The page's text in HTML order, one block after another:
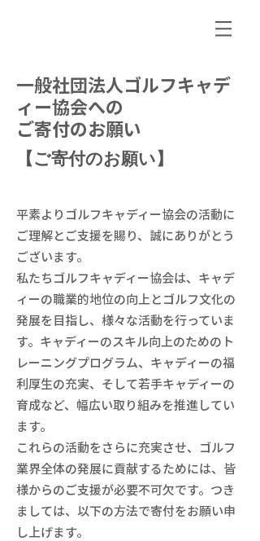
一般社団法人ゴルフキャデ
ィー協会への
ご寄付のお願い
【ご寄付のお願い】
平素よりゴルフキャディー協会の活動に
ご理解とご支援を賜り、誠にありがとう
ございます。
私たちゴルフキャディー協会は、キャデ
ィーの職業的地位の向上とゴルフ文化の
発展を目指し、様々な活動を行っていま
す。キャディーのスキル向上のためのト
レーニングプログラム、キャディーの福
利厚生の充実、そして若手キャディーの
育成など、幅広い取り組みを推進してい
ます。
これらの活動をさらに充実させ、ゴルフ
業界全体の発展に貢献するためには、皆
様からのご支援が必要不可欠です。つき
ましては、以下の方法で寄付をお願い申
し上げます。